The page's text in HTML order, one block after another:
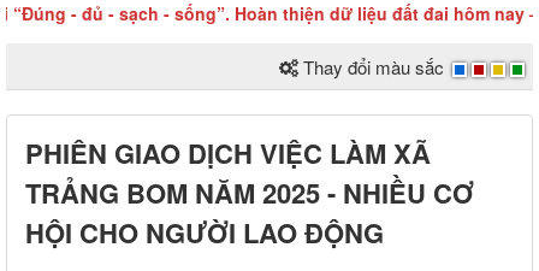
đủ - sạch - sống”. Hoàn thiện dữ liệu đất đai hôm nay – Vì
Thay đổi màu sắc
PHIÊN GIAO DỊCH VIỆC LÀM XÃ
TRẢNG BOM NĂM 2025 - NHIỀU CƠ
HỘI CHO NGƯỜI LAO ĐỘNG